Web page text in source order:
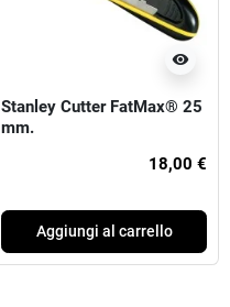
visibility
Stanley Cutter FatMax® 25
mm.
18,00 €
Aggiungi al carrello